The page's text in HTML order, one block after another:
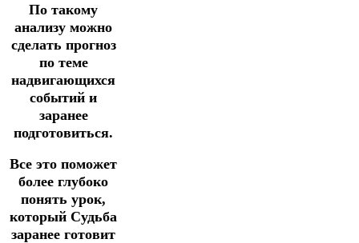
По такому
анализу можно
сделать прогноз
по теме
надвигающихся
событий и
заранее
подготовиться.
Все это поможет
более глубоко
понять урок,
который Судьба
заранее готовит